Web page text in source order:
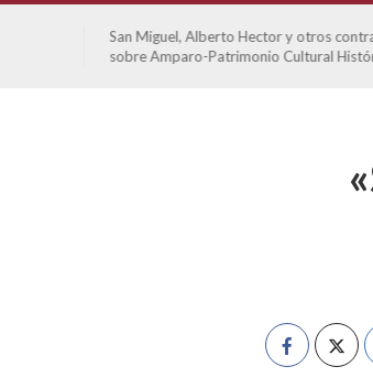
San Miguel, Alberto Hector y otros
sobre Amparo-Patrimonio Cultural